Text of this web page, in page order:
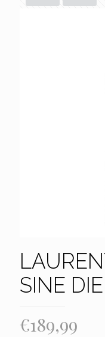
SINE DIE
€189,99